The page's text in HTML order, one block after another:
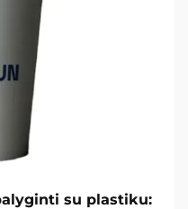
su plastiku: